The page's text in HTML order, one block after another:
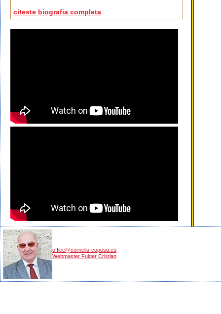
citeste biografia completa
office@corneliu-coposu.eu
Webmaster Fulger Cristian